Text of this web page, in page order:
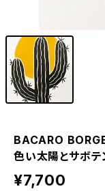
BACARO
色い太陽とサボテ
¥7,700